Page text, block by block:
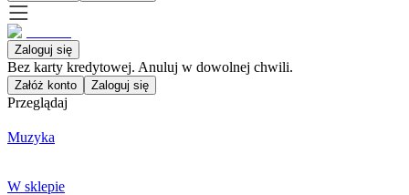
Zaloguj się
Bez karty kredytowej. Anuluj w dowolnej chwili.
Załóż konto Zaloguj się
Przeglądaj
Muzyka
W sklepie